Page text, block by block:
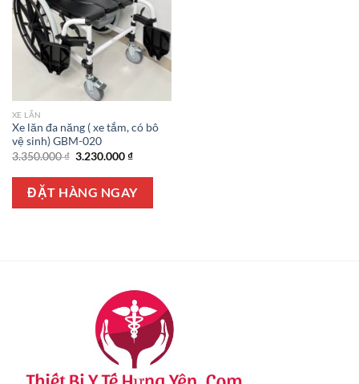
XE LĂN
Xe lăn đa năng ( xe tắm, có bô
vệ sinh) GBM-020
3.350.000₫ Giá
là:
3.350.000 ₫.
3.230.000₫Giá
tại
là:
3.230.000 ₫.
ĐẶT HÀNG NGAY